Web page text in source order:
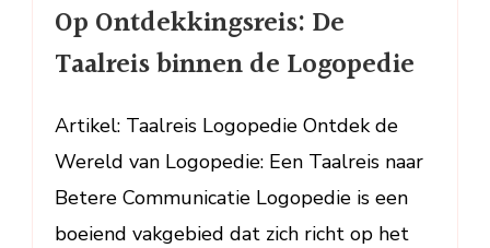
binnen
Op Ontdekkingsreis: De
Taalreis binnen de Logopedie
Artikel: Taalreis Logopedie Ontdek de
Wereld van Logopedie: Een Taalreis naar
Betere Communicatie Logopedie is een
boeiend vakgebied dat zich richt op het